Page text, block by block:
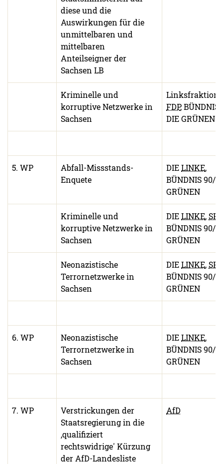
diese und die
Auswirkungen für die
unmittelbaren und
mittelbaren
Anteilseigner der
Sachsen LB
Kriminelle und
korruptive Netzwerke in
Sachsen
FDP, BÜNDNIS
DIE GRÜNEN
5. WP
Abfall-Missstands-
Enquete
DIELINKE,
BÜNDNIS 90/
GRÜNEN
Kriminelle und
korruptive Netzwerke in
Sachsen
DIELINKE,SPD
BÜNDNIS 90/
GRÜNEN
Neonazistische
Terrornetzwerke in
Sachsen
DIELINKE,SPD
BÜNDNIS 90/
GRÜNEN
6. WP
Neonazistische
Terrornetzwerke in
Sachsen
DIELINKE,
BÜNDNIS 90/
GRÜNEN
7. WP
Verstrickungen der
Staatsregierung in die
,qualifiziert
rechtswidrige' Kürzung
der AfD-Landesliste
AfD